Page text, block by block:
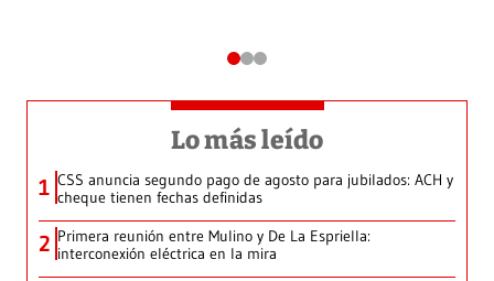
Lo más leído
1 CSS anuncia segundo pago de agosto para jubilados: ACH y
cheque tienen fechas definidas
2 Primera reunión entre Mulino y De La Espriella:
interconexión eléctrica en la mira